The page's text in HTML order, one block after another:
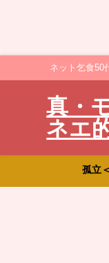
ネット乞食50
真・
ネエ
孤立